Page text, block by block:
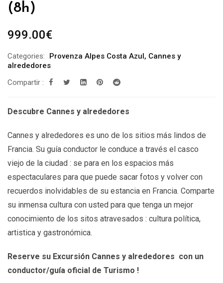
(8h)
999.00€
Categories: Provenza Alpes Costa Azul, Cannes y
alrededores
Compartir :
Descubre Cannes y alrededores
Cannes y alrededores es uno de los sitios más lindos de
Francia. Su guía conductor le conduce a través el casco
viejo de la ciudad : se para en los espacios más
espectaculares para que puede sacar fotos y volver con
recuerdos inolvidables de su estancia en Francia. Comparte
su inmensa cultura con usted para que tenga un mejor
conocimiento de los sitos atravesados : cultura política,
artistica y gastronómica.
Reserve su Excursión Cannes y alrededores con un
conductor/guía oficial de Turismo !